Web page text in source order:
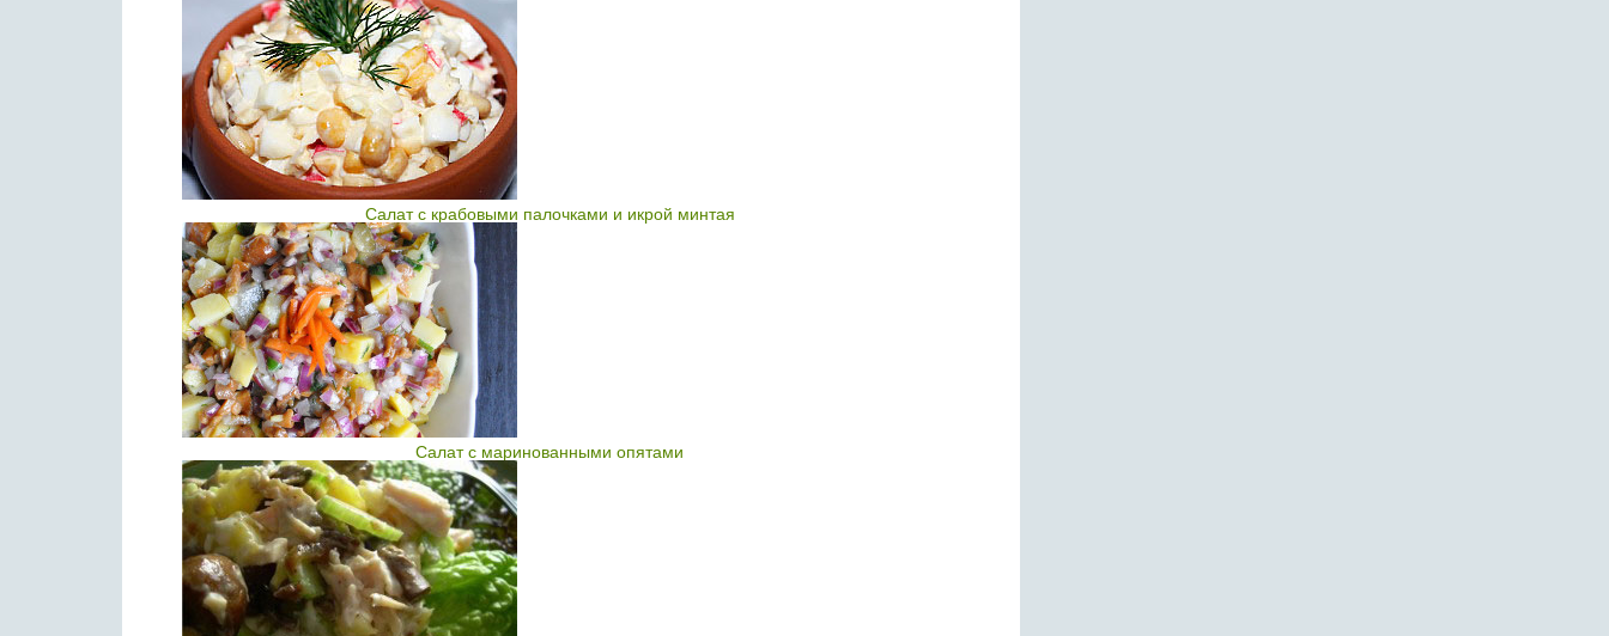
Салат с крабовыми палочками и икрой минтая
Салат с маринованными опятами